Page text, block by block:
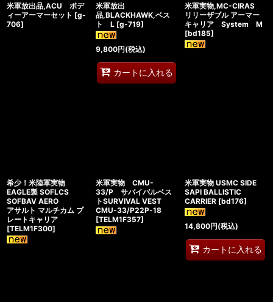
米軍放出品,ACU ボデ
ィーアーマーセット [g-
706]
米軍放出
品,BLACKHAWK,ベス
ト L [g-719]
9,800円(税込)
カートに入れる
米軍実物,MC-CIRAS
リリーザブル アーマー
キャリア System M
[bd185]
希少！米陸軍実物
EAGLE製 SOFLCS
SOFBAV AERO
アサルト マルチカム プ
レートキャリア
[TELM1F300]
米軍実物 CMU-
33/P サバイバルベス
トSURVIVAL VEST
CMU-33/P22P-18
[TELM1F357]
米軍実物 USMC SIDE
SAPI BALLISTIC
CARRIER [bd176]
14,800円(税込)
カートに入れる